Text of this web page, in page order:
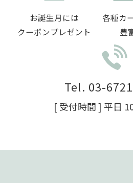
お誕生月には
クーポンプレゼント
各種カ
豊
Tel. 03-
[ 受付時間 ] 平日